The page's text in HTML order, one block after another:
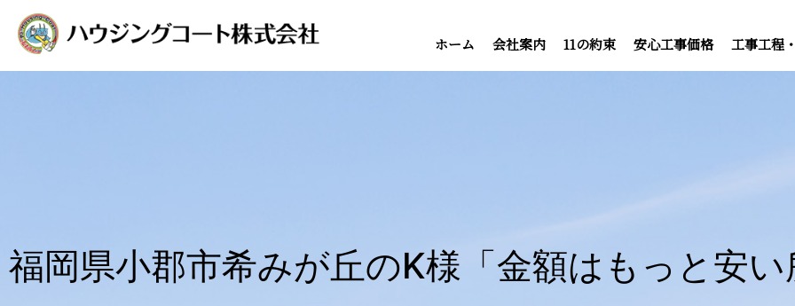
ホーム 会社案内 11の約束 安心工事価格 工事工程
福岡県小郡市希みが丘のK様「金額はもっと安